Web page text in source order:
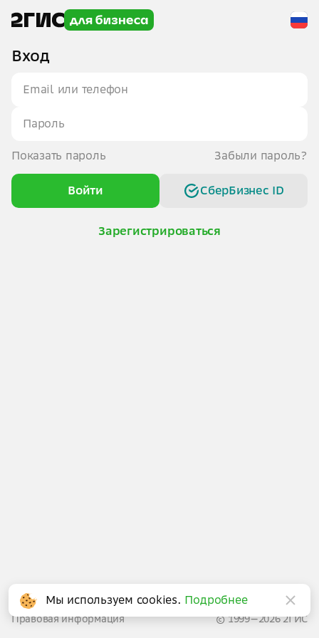
Вход
Показать пароль Забыли пароль?
Войти СберБизнес ID
Зарегистрироваться
Написать в поддержку
Правовая информация
© 1999—2026 2ГИС
Мы используем cookies. Подробнее